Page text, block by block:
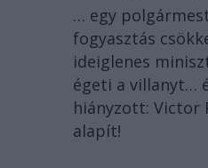
… egy
fogyasztás
ideiglenes
égeti a villanyt…
hiányzott:
alapít!